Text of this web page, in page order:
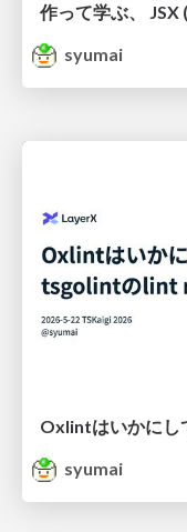
作って学ぶ、 JSX
syumai
syumai